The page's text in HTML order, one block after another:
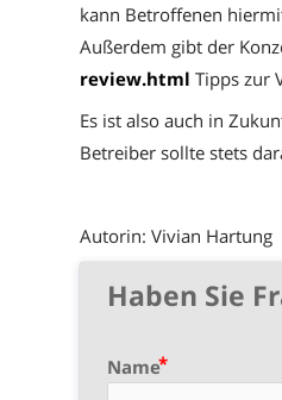
kann Betroffenen
Außerdem gibt der
review.html Tipps zur
Es ist also auch in
Betreiber sollte stets
Autorin: Vivian Hartung
Haben Sie
Name